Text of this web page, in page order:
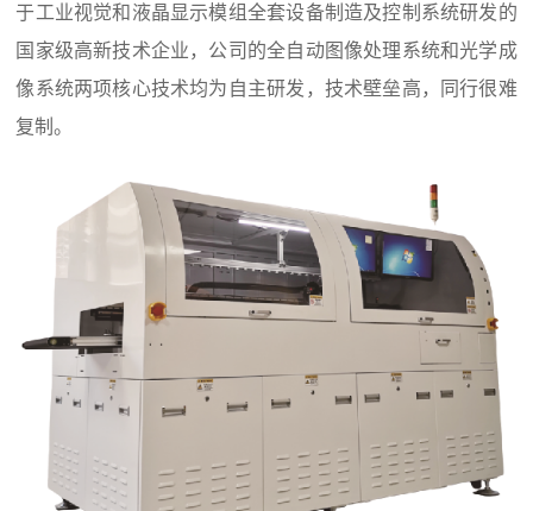
于工业视觉和液晶显示模组全套设备制造及控制系统研发的
国家级高新技术企业，公司的全自动图像处理系统和光学成
像系统两项核心技术均为自主研发，技术壁垒高，同行很难
复制。